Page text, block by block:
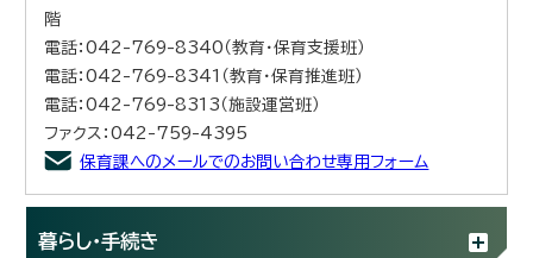
階
電話：042-769-8340（教育・保育支援班）
電話：042-769-8341（教育・保育推進班）
電話：042-769-8313（施設運営班）
ファクス：042-759-4395
保育課へのメールでのお問い合わせ専用フォーム
暮らし・手続き